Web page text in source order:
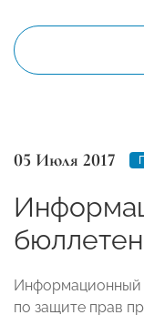
05 Июля 2017
Информационный
по защите прав